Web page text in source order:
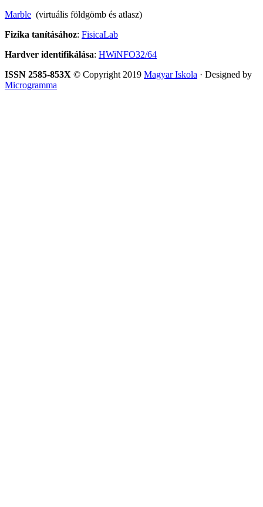
Marble (virtuális földgömb és atlasz)
Fizika tanításához: FisicaLab
Hardver identifikálása: HWiNFO32/64
ISSN 2585-853X © Copyright 2019 Magyar Iskola · Designed by
Microgramma